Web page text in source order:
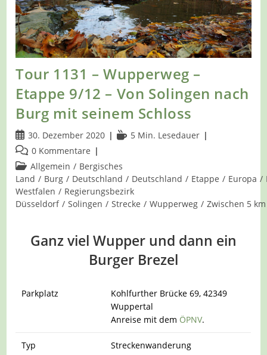
Tour 1131 – Wupperweg –
Etappe 9/12 – Von Solingen nach
Burg mit seinem Schloss
Beitrag
veröffentlicht:
30. Dezember 2020 Lesedauer:
5 Min. Lesedauer
Beitrags-
Kommentare:
0 Kommentare
Beitrags-
Kategorie:
Allgemein / Bergisches
Land / Burg / Deutschland / Deutschland / Etappe / Europa /
Westfalen / Regierungsbezirk
Düsseldorf / Solingen / Strecke / Wupperweg / Zwischen 5
Ganz viel Wupper und dann ein
Burger Brezel
Parkplatz
Kohlfurther Brücke 69, 42349
Wuppertal
Anreise mit dem ÖPNV.
Typ Streckenwanderung